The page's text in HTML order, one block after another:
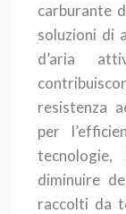
carburante
soluzioni di
d’aria
resistenza
per
diminuire
raccolti da